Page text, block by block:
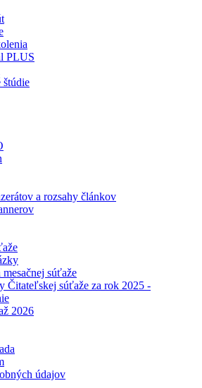
PLUS
štúdie
a rozsahy článkov
súťaže
Čitateľskej súťaže za rok 2025 -
2026
údajov